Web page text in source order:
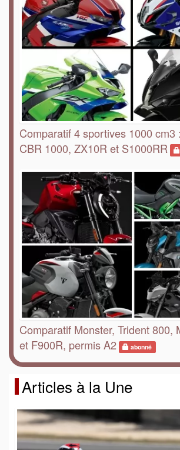
Comparatif 4 sportives 1000 cm3
CBR 1000, ZX10R et S1000RR
Comparatif Monster, Trident 800,
et F900R, permis A2
abonné
Articles à la Une